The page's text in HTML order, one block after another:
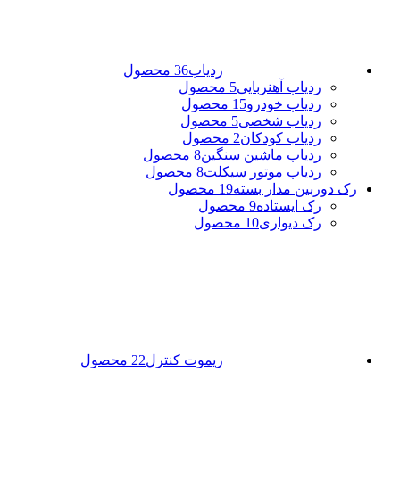
ردیاب36 محصول
ردیاب آهنربایی5 محصول
ردیاب خودرو15 محصول
ردیاب شخصی5 محصول
ردیاب کودکان2 محصول
ردیاب ماشین سنگین8 محصول
ردیاب موتور سیکلت8 محصول
رک دوربین مدار بسته19 محصول
رک ایستاده9 محصول
رک دیواری10 محصول
ریموت کنترل22 محصول